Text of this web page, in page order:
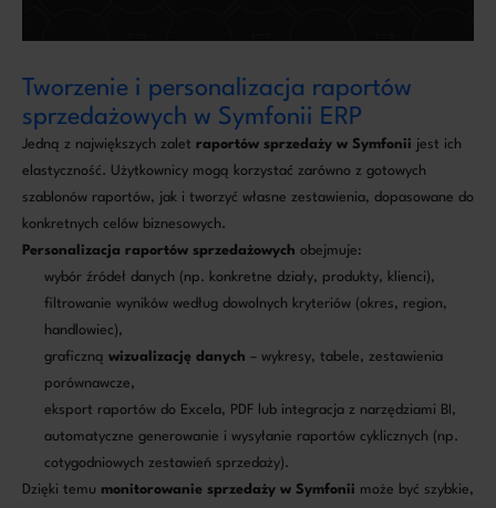
Tworzenie i personalizacja raportów
sprzedażowych w Symfonii ERP
Jedną z największych zalet raportów sprzedaży w Symfonii jest ich
elastyczność. Użytkownicy mogą korzystać zarówno z gotowych
szablonów raportów, jak i tworzyć własne zestawienia, dopasowane do
konkretnych celów biznesowych.
Personalizacja raportów sprzedażowych obejmuje:
wybór źródeł danych (np. konkretne działy, produkty, klienci),
filtrowanie wyników według dowolnych kryteriów (okres, region,
handlowiec),
graficzną wizualizację danych – wykresy, tabele, zestawienia
porównawcze,
eksport raportów do Excela, PDF lub integracja z narzędziami BI,
automatyczne generowanie i wysyłanie raportów cyklicznych (np.
cotygodniowych zestawień sprzedaży).
Dzięki temu monitorowanie sprzedaży w Symfonii może być szybkie,